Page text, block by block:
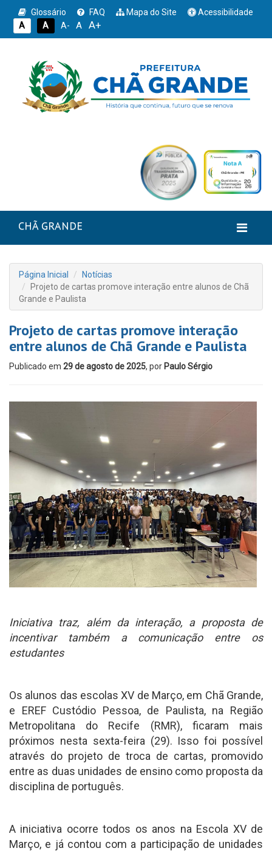
Glossário FAQ Mapa do Site
Acessibilidade
A
A A- A A+
CHÃ GRANDE
Página Inicial
Notícias
Projeto de cartas promove interação entre alunos de Chã
Grande e Paulista
Projeto de cartas promove interação
entre alunos de Chã Grande e Paulista
Publicado em 29 de agosto de 2025, por Paulo Sérgio
Iniciativa traz, além da interação, a proposta de
incentivar também a comunicação entre os
estudantes
Os alunos das escolas XV de Março, em Chã Grande,
e EREF Custódio Pessoa, de Paulista, na Região
Metropolitana do Recife (RMR), ficaram mais
próximos nesta sexta-feira (29). Isso foi possível
através do projeto de troca de cartas, promovido
entre as duas unidades de ensino como proposta da
disciplina de português.
A iniciativa ocorre todos os anos na Escola XV de
Março, e já contou com a participação de unidades